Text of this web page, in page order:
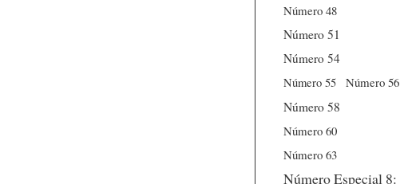
Número 48
Número 51
Número 54
Número 55
Número 56
Número 58
Número 60
Número 63
Número Especial 8: